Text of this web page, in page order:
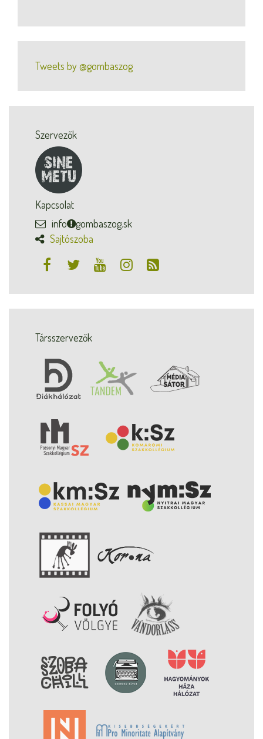
Tweets by @gombaszog
Szervezők
Kapcsolat
info
gombaszog.sk
Sajtószoba
Társszervezők